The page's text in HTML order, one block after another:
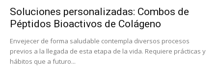
Soluciones personalizadas: Combos de
Péptidos Bioactivos de Colágeno
Envejecer de forma saludable contempla diversos procesos
previos a la llegada de esta etapa de la vida. Requiere prácticas y
hábitos que a futuro...